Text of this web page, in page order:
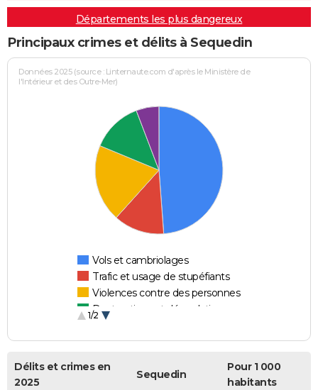
Départements les plus dangereux
Principaux crimes et délits à Sequedin
Données 2025 (source : Linternaute.com d'après le Ministère de
l'Intérieur et des Outre-Mer)
Vols et cambriolages
Trafic et usage de stupéfiants
Violences contre des personnes
Destructions et dégradations
1/2
Délits et crimes en
2025
Sequedin
Pour 1 000
habitants